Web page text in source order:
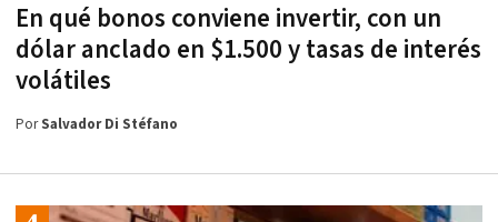
En qué bonos conviene invertir, con un
dólar anclado en $1.500 y tasas de interés
volátiles
PorSalvador Di Stéfano